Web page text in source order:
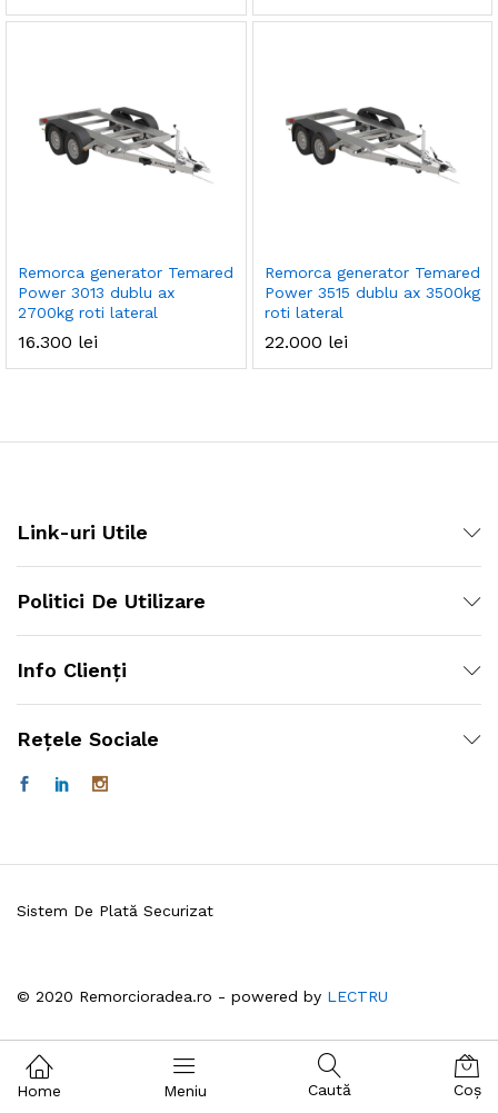
Remorca generator Temared
Power 3013 dublu ax
2700kg roti lateral
16.300 lei
Remorca generator Temared
Power 3515 dublu ax 3500kg
roti lateral
22.000 lei
Link-uri Utile
Politici De Utilizare
Info Clienți
Rețele Sociale
© 2020 Remorcioradea.ro - powered by LECTRU
Sistem De Plată Securizat
Home Meniu Caută Coș